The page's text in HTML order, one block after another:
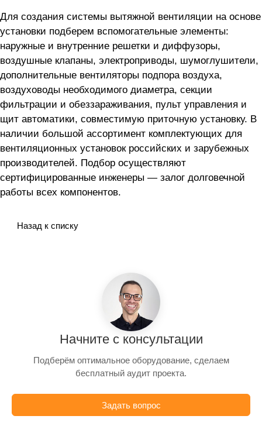
Для создания системы вытяжной вентиляции на основе
установки подберем вспомогательные элементы:
наружные и внутренние решетки и диффузоры,
воздушные клапаны, электроприводы, шумоглушители,
дополнительные вентиляторы подпора воздуха,
воздуховоды необходимого диаметра, секции
фильтрации и обеззараживания, пульт управления и
щит автоматики, совместимую приточную установку. В
наличии большой ассортимент комплектующих для
вентиляционных установок российских и зарубежных
производителей. Подбор осуществляют
сертифицированные инженеры — залог долговечной
работы всех компонентов.
Назад к списку
Начните с консультации
Подберём оптимальное оборудование, сделаем
бесплатный аудит проекта.
Задать вопрос